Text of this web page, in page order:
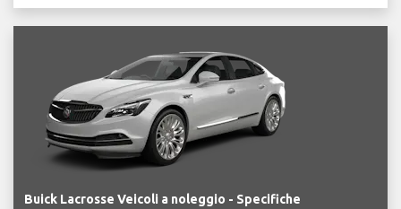
Buick Lacrosse Veicoli a noleggio - Specifiche